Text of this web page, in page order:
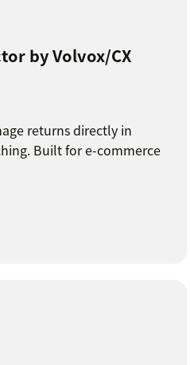
by Volvox/CX
returns directly in
Built for e-commerce